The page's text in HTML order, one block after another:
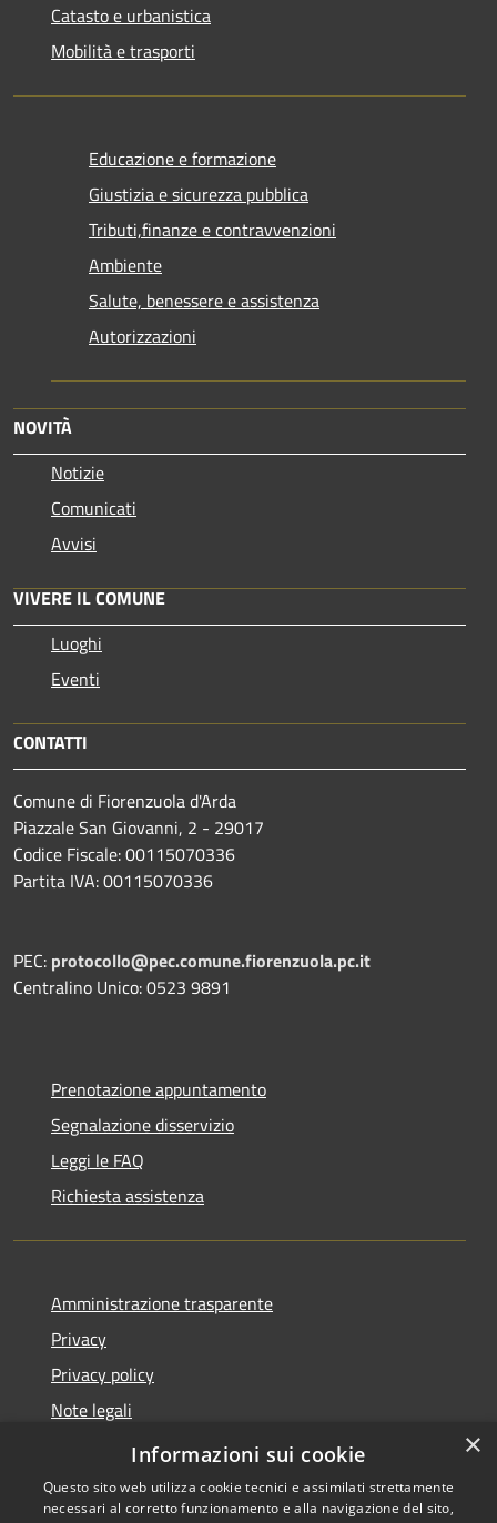
Catasto e urbanistica
Mobilità e trasporti
Educazione e formazione
Giustizia e sicurezza pubblica
Tributi,finanze e contravvenzioni
Ambiente
Salute, benessere e assistenza
Autorizzazioni
NOVITÀ
Notizie
Comunicati
Avvisi
VIVERE IL COMUNE
Luoghi
Eventi
CONTATTI
Comune di Fiorenzuola d'Arda
Piazzale San Giovanni, 2 - 29017
Codice Fiscale: 00115070336
Partita IVA: 00115070336
PEC: protocollo@pec.comune.fiorenzuola.pc.it
Centralino Unico: 0523 9891
Prenotazione appuntamento
Segnalazione disservizio
Leggi le FAQ
Richiesta assistenza
Amministrazione trasparente
Privacy
Privacy policy
Note legali
Dichiarazione di accessibilità
×
Informazioni sui cookie
Questo sito web utilizza cookie tecnici e assimilati strettamente
necessari al corretto funzionamento e alla navigazione del sito,